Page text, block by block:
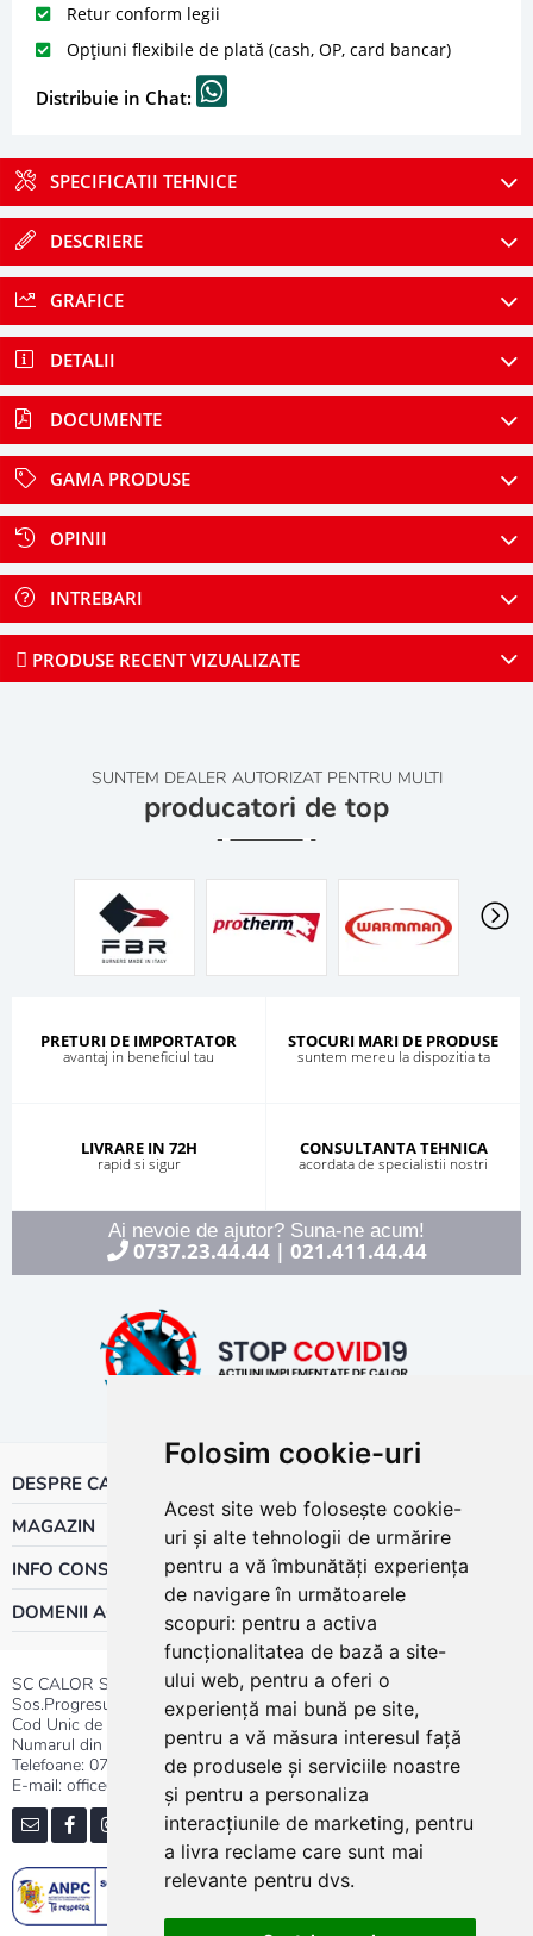
Folosim cookie-uri
Acest site web folosește cookie-
uri și alte tehnologii de urmărire
pentru a vă îmbunătăți experiența
de navigare în următoarele
scopuri: pentru a activa
funcționalitatea de bază a site-
ului web, pentru a oferi o
experiență mai bună pe site,
pentru a vă măsura interesul față
de produsele și serviciile noastre
și pentru a personaliza
interacțiunile de marketing, pentru
a livra reclame care sunt mai
relevante pentru dvs.
Retur conform legii
Opțiuni flexibile de plată (cash, OP, card bancar)
Distribuie in Chat:
SPECIFICATII TEHNICE
DESCRIERE
GRAFICE
DETALII
DOCUMENTE
GAMA PRODUSE
OPINII
INTREBARI
PRODUSE RECENT VIZUALIZATE
SUNTEM DEALER AUTORIZAT PENTRU MULTI
producatori de top
PRETURI DE IMPORTATOR
avantaj in beneficiul tau
STOCURI MARI DE PRODUSE
suntem mereu la dispozitia ta
LIVRARE IN 72H
rapid si sigur
CONSULTANTA TEHNICA
acordata de specialistii nostri
Ai nevoie de ajutor? Suna-ne acum!
0737.23.44.44| 021.411.44.44
DESPRE CALOR
MAGAZIN
INFO CONSUMATOR
DOMENII ACTIVITATE
SC CALOR SRL
Sos.Progresului nr.30-40, Sector 5, Bucuresti
Cod Unic de Inregistrare: RO 3004724
Numarul din Registrul Comertului:J40/13176/1991
Telefoane: 0737.23.44.44|021.411.44.44
E-mail: office@calor.ro